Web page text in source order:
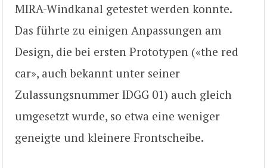
MIRA-Windkanal getestet werden konnte.
Das führte zu einigen Anpassungen am
Design, die bei ersten Prototypen («the red
car», auch bekannt unter seiner
Zulassungsnummer IDGG 01) auch gleich
umgesetzt wurde, so etwa eine weniger
geneigte und kleinere Frontscheibe.